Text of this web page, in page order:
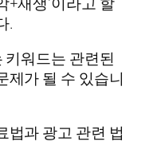
.
키워드는 관련된
제가 될 수 있습니
법과 광고 관련 법